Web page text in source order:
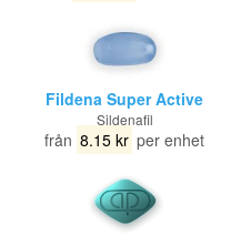
Fildena Super Active
Sildenafil
från 8.15 kr per enhet